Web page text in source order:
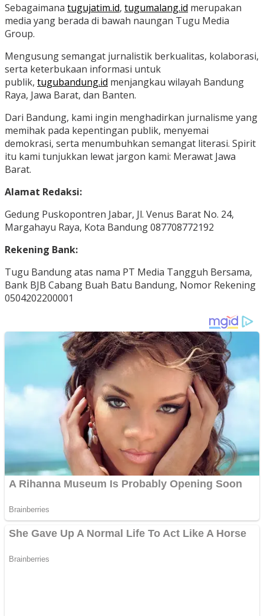
Sebagaimana tugujatim.id, tugumalang.id merupakan
media yang berada di bawah naungan Tugu Media
Group.
Mengusung semangat jurnalistik berkualitas, kolaborasi,
serta keterbukaan informasi untuk
publik, tugubandung.id menjangkau wilayah Bandung
Raya, Jawa Barat, dan Banten.
Dari Bandung, kami ingin menghadirkan jurnalisme yang
memihak pada kepentingan publik, menyemai
demokrasi, serta menumbuhkan semangat literasi. Spirit
itu kami tunjukkan lewat jargon kami: Merawat Jawa
Barat.
Alamat Redaksi:
Gedung Puskopontren Jabar, Jl. Venus Barat No. 24,
Margahayu Raya, Kota Bandung 087708772192
Rekening Bank:
Tugu Bandung atas nama PT Media Tangguh Bersama,
Bank BJB Cabang Buah Batu Bandung, Nomor Rekening
0504202200001